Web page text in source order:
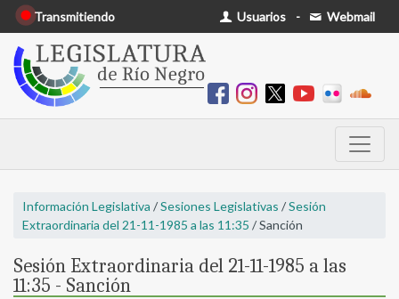
Transmitiendo Usuarios - Webmail
Información Legislativa /Sesiones Legislativas /Sesión
Extraordinaria del 21-11-1985 a las 11:35 / Sanción
Sesión Extraordinaria del 21-11-1985 a las
11:35 - Sanción